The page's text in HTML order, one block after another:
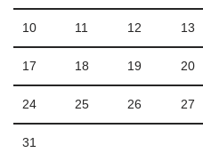
10 11 12 13
17 18 19 20
24 25 26 27
31